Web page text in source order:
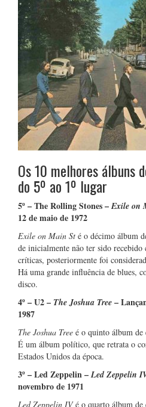
Os 10 melhores álbuns
do 5º ao 1º lugar
5º – The Rolling Stones –Exile on
12 de maio de 1972
Exile on Main St é o décimo álbum
de inicialmente não ter sido recebido
críticas, posteriormente foi
Há uma grande influência de blues,
disco.
4º – U2 – The Joshua Tree –
1987
The Joshua Tree é o quinto álbum de
É um álbum político, que retrata o
Estados Unidos da época.
3º – Led Zeppelin –Led Zeppelin
novembro de 1971
Led Zeppelin IVé o quarto álbum de